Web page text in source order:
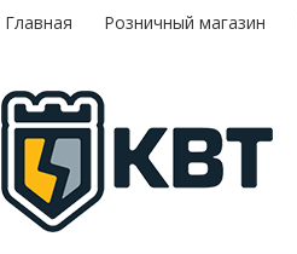
Главная Розничный магазин